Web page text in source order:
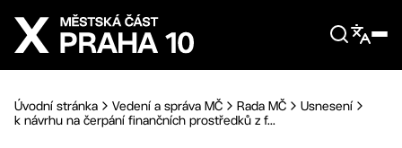
Přejít na hlavní obsah
Úvodní stránka Vedení a správa MČ Rada MČ
Usnesení
k návrhu na čerpání finančních prostředků z f...